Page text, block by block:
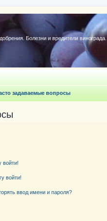
Болезни и вредители винограда.
задаваемые вопросы
войти!
войти!
ввод имени и пароля?